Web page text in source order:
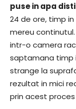
puse in apa
24 de ore, timp
mereu
intr-o camera
saptamana timp
strange la
rezultat in mici
prin acest